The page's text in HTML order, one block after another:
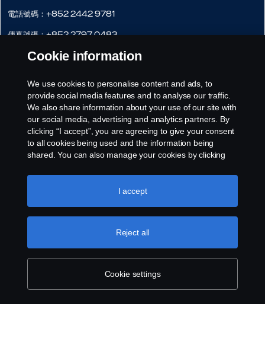
電話號碼：+852 2442 9781
傳真號碼：+852 2797 0483
網站：http://www.scania.com.hk
電子郵件地址：hk.cws@scania.com
Cookie information
We use cookies to personalise content and ads, to
provide social media features and to analyse our traffic.
We also share information about your use of our site with
our social media, advertising and analytics partners. By
clicking “I accept”, you are agreeing to give your consent
to all cookies being used and the information being
shared. You can also manage your cookies by clicking
like to accept. For a more detailed explanation of how we
use cookies, please visit our cookies section, which you
Cookie settings
Reject all
I accept